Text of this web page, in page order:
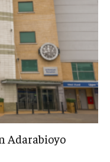
Adarabioyo